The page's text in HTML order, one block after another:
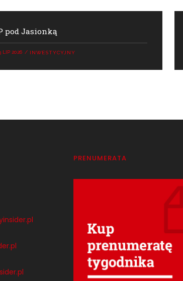
pod Jasionką
LIP 2026 INWESTYCYJNY
pl
PRENUMERATA